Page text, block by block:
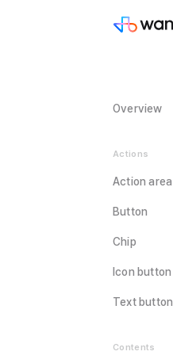
Overview
Actions
Action area
Button
Chip
Icon button
Text button
Contents